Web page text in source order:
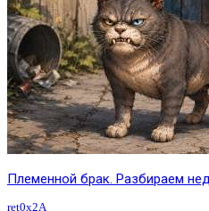
Племенной брак. Разбираем
ret0x2A